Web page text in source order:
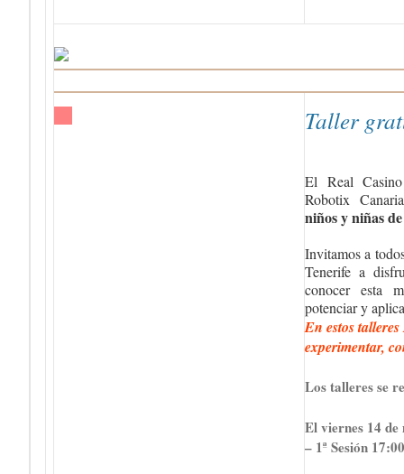
Taller
El Real
Robotix
niños y niñas
Invitamos a
Tenerife a
conocer esta
potenciar y
En estos
experimentar,
Los talleres se
El viernes 14
– 1ª Sesión